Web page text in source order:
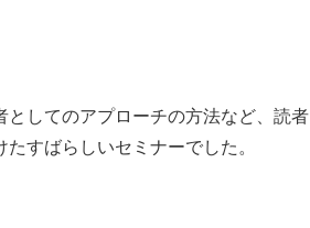
してのアプローチの方法など、読者
すばらしいセミナーでした。